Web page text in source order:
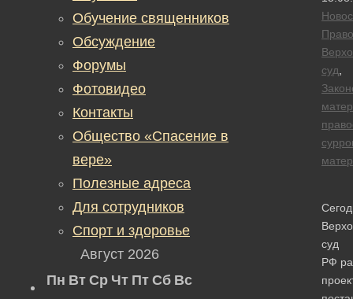
суд
суд
РФ
Обучение священников
Обсуждение
Форумы
Фотовидео
Контакты
Общество «Спасение в
вере»
Полезные адреса
Для сотрудников
Спорт и здоровье
Август 2026
Пн Вт Ср Чт Пт Сб Вс